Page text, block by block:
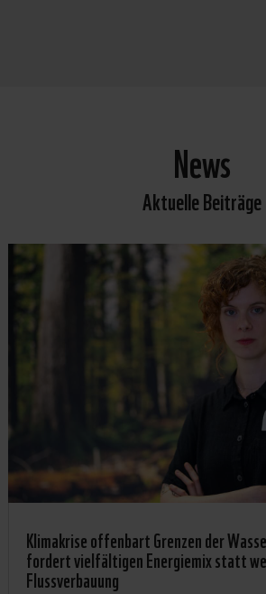
News
Aktuelle Beiträge
Klimakrise offenbart Grenzen der
fordert vielfältigen Energiemix statt
Flussverbauung